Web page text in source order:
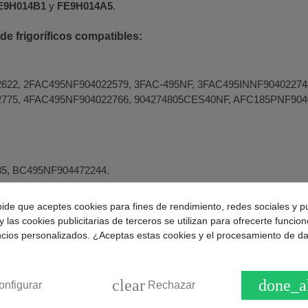
y FE9H014A5.
frigoríficos compatibles:
2FAC495NF904022579, 3FAC-495NF,
4FAC495NF904022766, 904274805CES40NF,
BC495NF904472244.
1CES-40NF, 1CES40NF904275396, 1CG340NF,
1CT420NF904275314, 2CE-340FX, 2CE-
2CE340NFX904275305, 2CE340PNNF904275323, 2CE342NF,
904274468CE340NF, 904274716CT410NF,
9042754671CM34NF, 904275957METALF67,
CE-342NFX, CE340NF, CE340NF904274468,
que aceptes cookies para fines de rendimiento, redes sociales y
las cookies publicitarias de terceros se utilizan para ofrecerte
personalizados. ¿Aceptas estas cookies y el procesamiento de
clear Rechazar